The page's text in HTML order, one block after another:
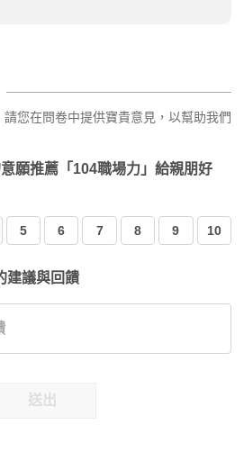
您在問卷中提供寶貴意見，以幫助我們
願推薦「104職場力」給親朋好
5 6 7 8 9 10
建議與回饋
送出